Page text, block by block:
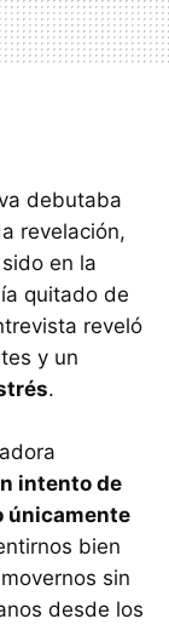
debutaba
revelación,
en la
quitado de
reveló
y un
.
intento de
únicamente
bien
sin
desde los